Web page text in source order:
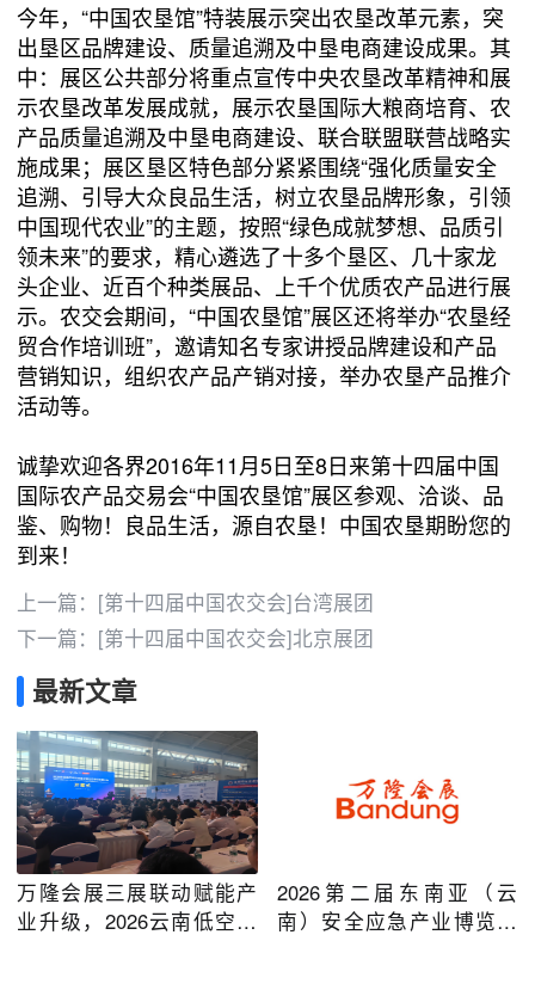
今年，“中国农垦馆”特装展示突出农垦改革元素，突
出垦区品牌建设、质量追溯及中垦电商建设成果。其
中：展区公共部分将重点宣传中央农垦改革精神和展
示农垦改革发展成就，展示农垦国际大粮商培育、农
产品质量追溯及中垦电商建设、联合联盟联营战略实
施成果；展区垦区特色部分紧紧围绕“强化质量安全
追溯、引导大众良品生活，树立农垦品牌形象，引领
中国现代农业”的主题，按照“绿色成就梦想、品质引
领未来”的要求，精心遴选了十多个垦区、几十家龙
头企业、近百个种类展品、上千个优质农产品进行展
示。农交会期间，“中国农垦馆”展区还将举办“农垦经
贸合作培训班”，邀请知名专家讲授品牌建设和产品
营销知识，组织农产品产销对接，举办农垦产品推介
活动等。
诚挚欢迎各界2016年11月5日至8日来第十四届中国
国际农产品交易会“中国农垦馆”展区参观、洽谈、品
鉴、购物！良品生活，源自农垦！中国农垦期盼您的
到来！
上一篇： [第十四届中国农交会]台湾展团
下一篇： [第十四届中国农交会]北京展团
最新文章
万隆会展三展联动赋能产
业升级，2026云南低空经
2026第二届东南亚（云
南）安全应急产业博览会